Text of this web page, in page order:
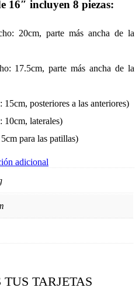
16″ incluyen 8 piezas:
20cm, parte más ancha de la
17.5cm, parte más ancha de la
15cm, posteriores a las anteriores)
10cm, laterales)
para las patillas)
adicional
TARJETAS